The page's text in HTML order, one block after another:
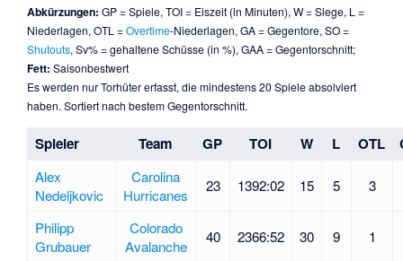
Abkürzungen: GP = Spiele, TOI = Eiszeit (in Minuten), W = Siege, L =
Niederlagen, OTL =Overtime-Niederlagen, GA = Gegentore, SO =
Shutouts, Sv% = gehaltene Schüsse (in %), GAA = Gegentorschnitt;
Fett: Saisonbestwert
Es werden nur Torhüter erfasst, die mindestens 20 Spiele absolviert
haben. Sortiert nach bestem Gegentorschnitt.
Spieler Team GP TOI W L OTL
Alex
Nedeljkovic
Carolina
Hurricanes
23 1392:02 15 5 3
Philipp
Grubauer
Colorado
Avalanche
40 2366:52 30 9 1